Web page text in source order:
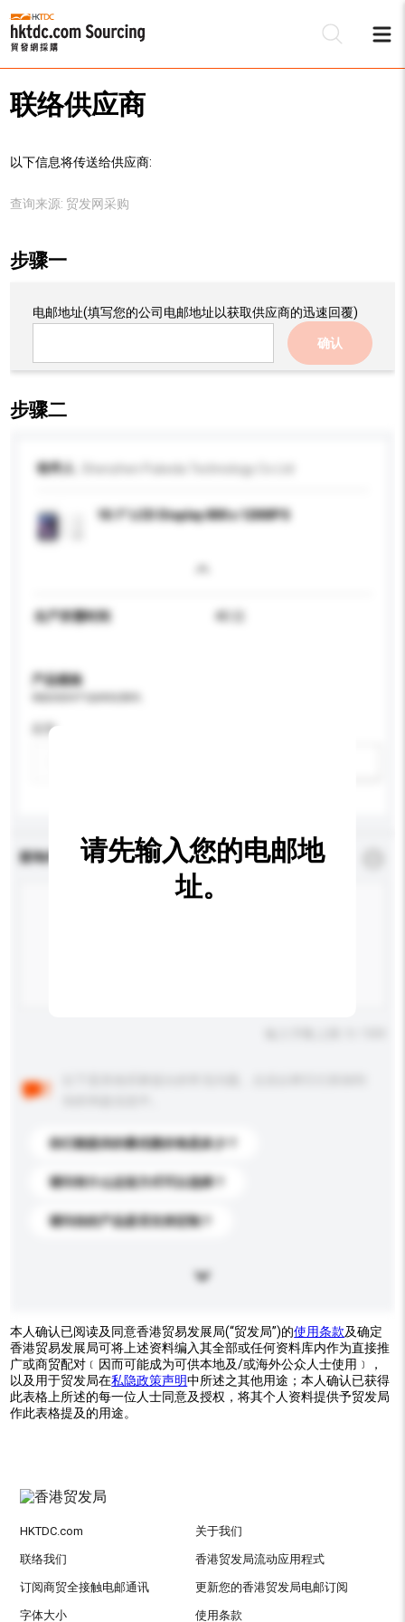
联络供应商
以下信息将传送给供应商:
查询来源: 贸发网采购
步骤一
电邮地址(填写您的公司电邮地址以获取供应商的迅速回覆)
确认
步骤二
收件人
10.1" LCD Display 800 x 1200IPS
生产所需时间 40 日
产品规格
应用
查询内容 *必须填写
你们能提供的最优惠价格是多少？
请问有什么运送方式可以选择？
请问你的产品是否支持定制？
请先输入您的电邮地
址。
本人确认已阅读及同意香港贸易发展局(“贸发局”)的使用条款及确定
香港贸易发展局可将上述资料编入其全部或任何资料库内作为直接推
广或商贸配对﹝因而可能成为可供本地及/或海外公众人士使用﹞，
以及用于贸发局在私隐政策声明中所述之其他用途；本人确认已获得
此表格上所述的每一位人士同意及授权，将其个人资料提供予贸发局
作此表格提及的用途。
HKTDC.com 关于我们
联络我们 香港贸发局流动应用程式
订阅商贸全接触电邮通讯 更新您的香港贸发局电邮订阅
字体大小 使用条款